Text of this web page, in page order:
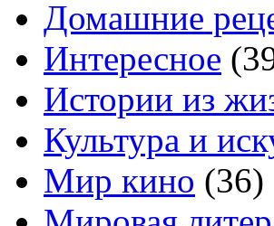
Домашние
Интересное
Истории из
Культура и
Мир кино (36)